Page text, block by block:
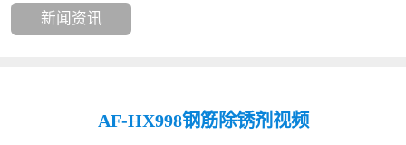
新闻资讯
AF-HX998钢筋除锈剂视频